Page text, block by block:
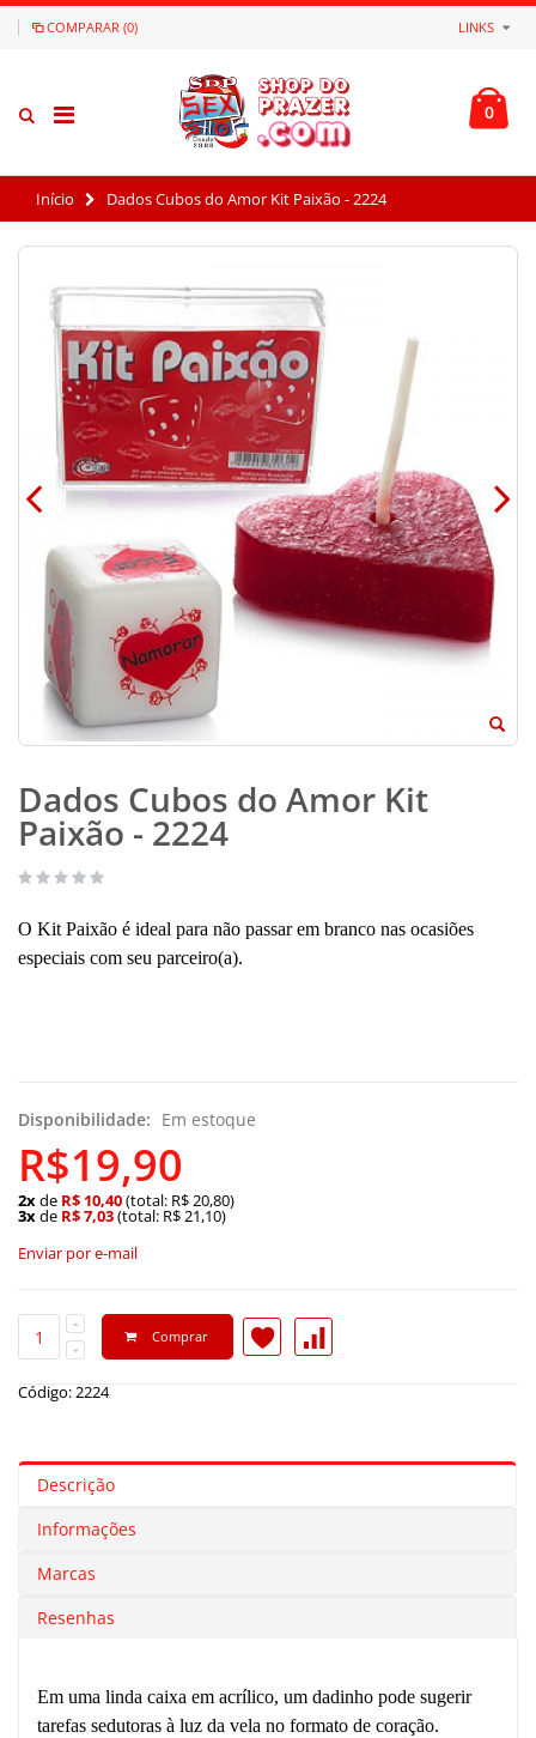
COMPARAR (0) LINKS
0
Início Dados Cubos do Amor Kit Paixão - 2224
Dados Cubos do Amor Kit
Paixão - 2224
O Kit Paixão é ideal para não passar em branco nas ocasiões
especiais com seu parceiro(a).
Disponibilidade: Em estoque
R$19,90
2xde R$ 10,40(total: R$ 20,80)
3xde R$ 7,03(total: R$ 21,10)
Enviar por e-mail
Comprar
Código: 2224
Descrição
Informações
Marcas
Resenhas
Em uma linda caixa em acrílico, um dadinho pode sugerir
tarefas sedutoras à luz da vela no formato de coração.